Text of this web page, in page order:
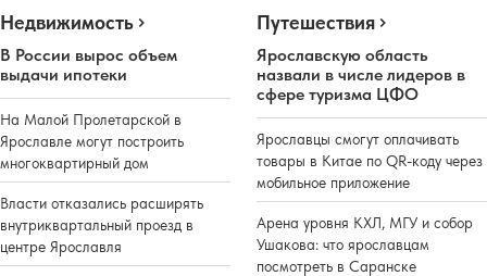
Недвижимость
В России вырос объем
выдачи ипотеки
На Малой Пролетарской в
Ярославле могут построить
многоквартирный дом
Власти отказались расширять
внутриквартальный проезд в
центре Ярославля
Путешествия
Ярославскую область
назвали в числе лидеров в
сфере туризма ЦФО
Ярославцы смогут оплачивать
товары в Китае по QR-коду через
мобильное приложение
Арена уровня КХЛ, МГУ и собор
Ушакова: что ярославцам
посмотреть в Саранске